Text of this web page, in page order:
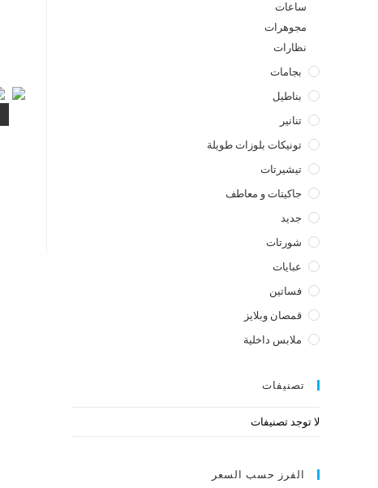
ساعات
مجوهرات
نظارات
بجامات
بناطيل
تنانير
تونيكات بلوزات طويلة
تيشيرتات
جاكيتات و معاطف
جديد
شورتات
عبايات
فساتين
قمصان وبلايز
ملابس داخلية
تصنيفات
لا توجد تصنيفات
الفرز حسب السعر